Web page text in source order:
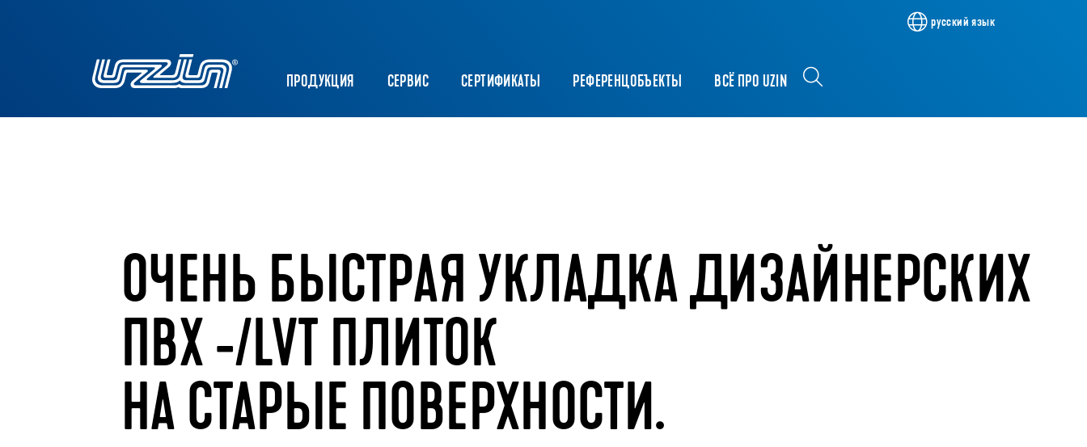
русский язык
ПРОДУКЦИЯ CЕРВИС СЕРТИФИКАТЫ РЕФЕРЕНЦОБЪЕКТЫ ВСЁ ПРО UZIN
ОЧЕНЬ БЫСТРАЯ УКЛАДКА ДИЗАЙНЕРСКИХ
ПВХ -/LVT ПЛИТОК
НА СТАРЫЕ ПОВЕРХНОСТИ.